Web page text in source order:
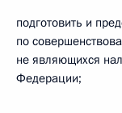
подготовить и
по
не являющихся
Федерации;